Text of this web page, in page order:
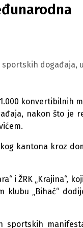
sportskih događaja,
konvertibilnih
nakon što je
kantona kroz
i ŽRK „Krajina“,
klubu „Bihać“
sportskih